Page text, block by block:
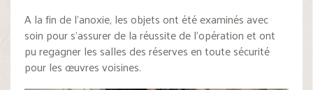
A la fin de l’anoxie, les objets ont été examinés avec
soin pour s’assurer de la réussite de l’opération et ont
pu regagner les salles des réserves en toute sécurité
pour les œuvres voisines.